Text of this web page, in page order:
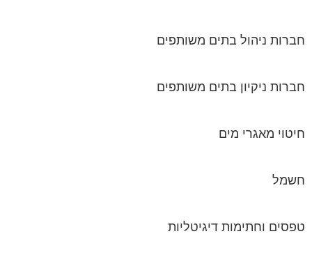
חברות ניהול בתים משותפים
חברות ניקיון בתים משותפים
חיטוי מאגרי מים
חשמל
טפסים וחתימות דיגיטליות